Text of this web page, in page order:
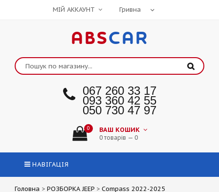
МІЙ АККАУНТ
ABSCAR
067 260 33 17
093 360 42 55
050 730 47 97
0 ВАШ КОШИК
0 товарів — 0
НАВІГАЦІЯ
Головна > РОЗБОРКА JEEP > Compass 2022-2025